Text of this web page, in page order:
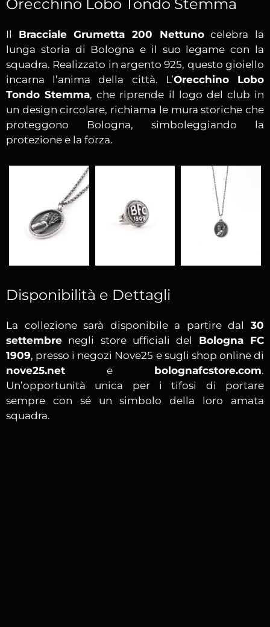
Orecchino Lobo Tondo Stemma
Il Bracciale Grumetta 200 Nettunocelebra la
lunga storia di Bologna e il suo legame con la
squadra. Realizzato in argento 925, questo gioiello
incarna l’anima della città. L’Orecchino Lobo
Tondo Stemma, che riprende il logo del club in
un design circolare, richiama le mura storiche che
proteggono Bologna, simboleggiando la
protezione e la forza.
Disponibilità e Dettagli
La collezione sarà disponibile a partire dal 30
settembre negli store ufficiali del Bologna FC
1909, presso i negozi Nove25 e sugli shop online di
nove25.net e bolognafcstore.com.
Un’opportunità unica per i tifosi di portare
sempre con sé un simbolo della loro amata
squadra.